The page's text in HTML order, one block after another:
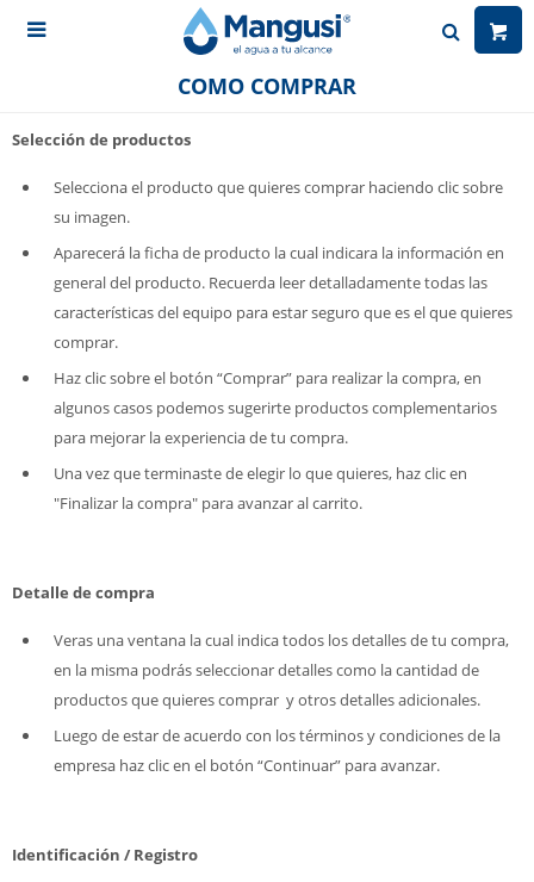

COMO COMPRAR
Selección de productos
Selecciona el producto que quieres comprar haciendo clic sobre
su imagen.
Aparecerá la ficha de producto la cual indicara la información en
general del producto. Recuerda leer detalladamente todas las
características del equipo para estar seguro que es el que quieres
comprar.
Haz clic sobre el botón “Comprar” para realizar la compra, en
algunos casos podemos sugerirte productos complementarios
para mejorar la experiencia de tu compra.
Una vez que terminaste de elegir lo que quieres, haz clic en
"Finalizar la compra" para avanzar al carrito.
Detalle de compra
Veras una ventana la cual indica todos los detalles de tu compra,
en la misma podrás seleccionar detalles como la cantidad de
productos que quieres comprar y otros detalles adicionales.
Luego de estar de acuerdo con los términos y condiciones de la
empresa haz clic en el botón “Continuar” para avanzar.
Identificación / Registro